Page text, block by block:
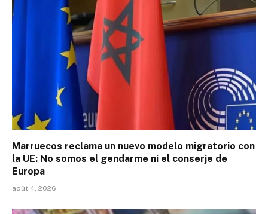
Marruecos reclama un nuevo modelo migratorio con
la UE: No somos el gendarme ni el conserje de
Europa
août 4, 2026